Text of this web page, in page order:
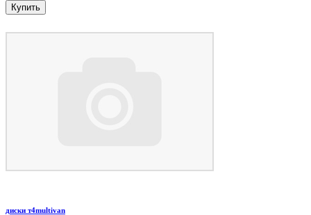
диски т4multivan